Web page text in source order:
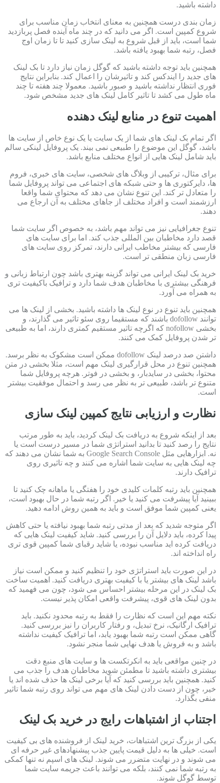
داشته باشید.
زمان بندی درست همچنین به معنای انتخاب زمان مناسب برای
شروع کمپین است. اگر می دانید که در چند ماه آینده فصل پربازدید
شما است، باید از قبل شروع به لینک سازی کنید تا تا زمان اوج
فصل، رتبه شما بهبود یافته باشد.
همچنین باید توجه داشته باشید که گوگل زمان نیاز دارد تا بک لینک
های جدید را ایندکس کند و تاثیرشان را اعمال کند. بنابراین نتایج
فوری انتظار نداشته باشید و صبور باشید. معمولا چند هفته تا چند
ماه طول می کشد تا تاثیر کامل لینک های جدید مشخص شود.
اهمیت تنوع در منابع لینک دهنده
اگر تمام بک لینک های شما از یک سایت یا یک نوع خاص از سایت ها
باشد، گوگل این موضوع را طبیعی نمی بیند. یک پروفایل لینکی سالم
باید شامل لینک هایی از انواع مختلف منابع باشد.
برای مثال، ترکیبی از وبلاگ های شخصی، سایت های خبری، فروم
ها، دایرکتوری ها و حتی شبکه های اجتماعی می تواند پروفایل شما
را متعادل تر کند. این تنوع نشان می دهد که محتوای شما واقعا
ارزشمند است و افراد مختلف از جاهای مختلف به آن ارجاع می
دهند.
تنوع جغرافیایی نیز می تواند مهم باشد، به خصوص اگر سایت شما
قصد دارد مخاطبان بین المللی جذب کند. اما برای سایت های
فارسی که بیشتر مخاطب ایرانی دارند، تمرکز روی سایت های
فارسی زبان منطقی تر است.
خرید بک لینک ایرانی می تواند گزینه بهتری باشد چون ارتباط زبانی و
فرهنگی بیشتری با مخاطبان هدف شما دارد و ترافیک باکیفیت تری
به همراه می آورد.
همچنین باید تنوع در نوع لینک ها داشته باشید. بخشی از لینک ها می
توانند dofollow باشند که مستقیما روی سئو تاثیر می گذارند، و
بخشی nofollow که اگرچه تاثیر مستقیم کمتری دارند، اما به طبیعی
تر شدن پروفایل کمک می کنند.
داشتن صد درصد لینک dofollow ممکن است مشکوک به نظر برسد.
همچنین تنوع در محل قرارگیری لینک مهم است، مثلا بخشی در متن
محتوا، بخشی در سایدبار، و بخشی در فوتر. هرچه پروفایل شما
متنوع تر باشد، طبیعی تر به نظر می رسد و احتمال موفقیت بیشتر
است.
نظارت و ارزیابی نتایج کمپین لینک سازی
بعد از اینکه شروع به دریافت بک لینک کردید، باید به طور مرتب
نتایج را رصد کنید تا بدانید استراتژی شما در مسیر درست است یا
نه. ابزارهایی مثل Google Search Console به شما نشان می دهند که
چه لینک هایی به سایت شما اشاره می کنند و چه تاثیری روی
ترافیک دارند.
همچنین باید رتبه کلمات کلیدی خود را هفتگی یا ماهانه چک کنید تا
ببینید آیا پیشرفت می کنید یا خیر. اگر رتبه شما در حال بهبود است،
یعنی کمپین شما موفق است و باید به همین روش ادامه دهید.
اگر متوجه شدید که بعد از مدتی رتبه شما بهبود نیافته یا حتی کاهش
پیدا کرده، باید دلایل آن را بررسی کنید. شاید کیفیت لینک هایی که
دریافت کرده اید مناسب نبوده، یا شاید رقبای شما کمپین قوی تری
راه انداخته اند.
در این صورت باید استراتژی خود را تنظیم کنید و ممکن است نیاز
باشد لینک های بیشتر یا با کیفیت بهتری دریافت کنید. اهمیت ساخت
بک لینک در این مرحله بیشتر احساس می شود، چون می فهمید که
بدون لینک های قوی، پیشرفت واقعی امکان پذیر نیست.
نکته مهم این است که نظارت را فقط به رتبه محدود نکنید. باید
ترافیک ارگانیک، نرخ تبدیل، و رفتار کاربران را نیز بررسی کنید.
گاهی ممکن است رتبه شما بهبود یابد، اما ترافیک کیفیت نداشته
باشد و به فروش یا هدف نهایی شما منجر نشود.
در چنین مواقعی باید به انکرتکست ها و سایت های منبع دقت
بیشتری داشته باشید تا مطمئن شوید مخاطبان هدف را جذب می
کنید. همچنین باید بررسی کنید که آیا برخی لینک ها حذف شده اند یا
خیر، چون از دست دادن لینک های مهم می تواند روی رتبه شما تاثیر
منفی بگذارد.
اجتناب از اشتباهات رایج در خرید بک لینک
یکی از بزرگ ترین اشتباهات، خرید لینک از فروشنده های بی کیفیت
است. خیلی ها به دلیل قیمت پایین جذب پیشنهادهای غیر حرفه ای
می شوند و در نهایت متضرر می شوند. لینک های اسپم نه تنها کمکی
به رتبه شما نمی کنند، بلکه می توانند باعث جریمه سایت شما
توسط گوگل شوند.